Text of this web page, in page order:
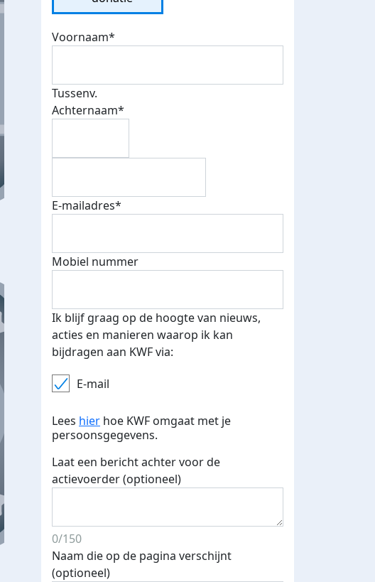
E-mails verstuurd
Streefbedrag verhoogd
Top fondsenwerver
Voornaam*
Tussenv.
Achternaam*
E-mailadres*
Mobiel nummer
Ik blijf graag op de hoogte van nieuws,
acties en manieren waarop ik kan
bijdragen aan KWF via:
E-mail
Lees hier hoe KWF omgaat met je
persoonsgegevens.
Laat een bericht achter voor de
actievoerder (optioneel)
0/150
Naam die op de pagina verschijnt
(optioneel)